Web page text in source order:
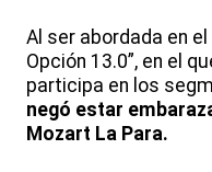
Al ser abordada en
Opción 13.0”, en el
participa en los
negó estar
Mozart La Para.